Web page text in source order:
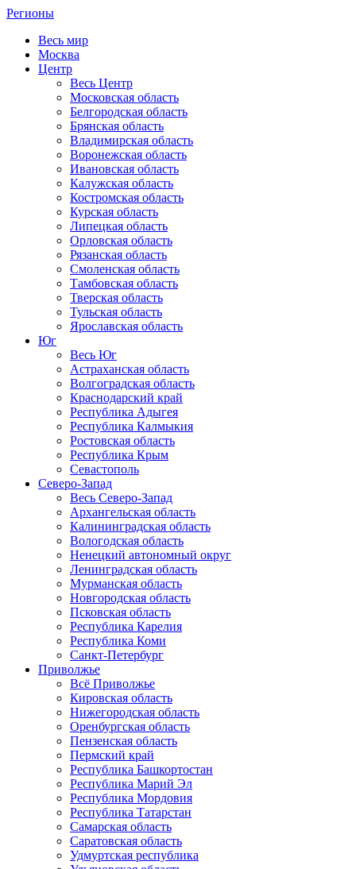
Регионы
Весь мир
Москва
Центр
Весь Центр
Московская область
Белгородская область
Брянская область
Владимирская область
Воронежская область
Ивановская область
Калужская область
Костромская область
Курская область
Липецкая область
Орловская область
Рязанская область
Смоленская область
Тамбовская область
Тверская область
Тульская область
Ярославская область
Юг
Весь Юг
Астраханская область
Волгоградская область
Краснодарский край
Республика Адыгея
Республика Калмыкия
Ростовская область
Республика Крым
Севастополь
Северо-Запад
Весь Северо-Запад
Архангельская область
Калининградская область
Вологодская область
Ненецкий автономный округ
Ленинградская область
Мурманская область
Новгородская область
Псковская область
Республика Карелия
Республика Коми
Санкт-Петербург
Приволжье
Всё Приволжье
Кировская область
Нижегородская область
Оренбургская область
Пензенская область
Пермский край
Республика Башкортостан
Республика Марий Эл
Республика Мордовия
Республика Татарстан
Самарская область
Саратовская область
Удмуртская республика